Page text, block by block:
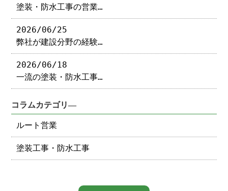
塗装・防水工事の営業…
2026/06/25
弊社が建設分野の経験…
2026/06/18
一流の塗装・防水工事…
コラムカテゴリ―
ルート営業
塗装工事・防水工事